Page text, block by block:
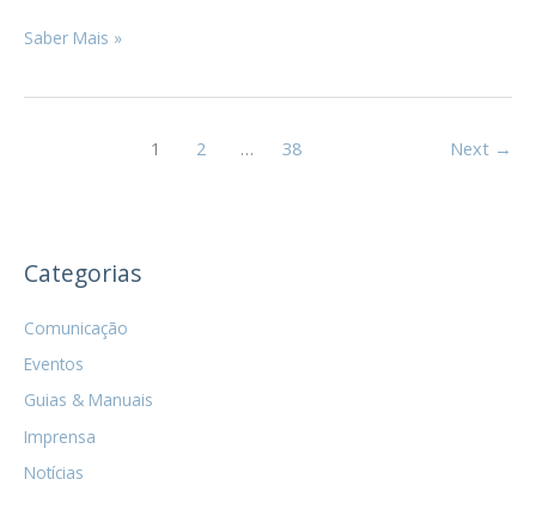
Categorias
Comunicação
Eventos
Guias & Manuais
Imprensa
Notícias
Alterações
como
o
processo
Saber Mais »
1 2 … 38 Next →